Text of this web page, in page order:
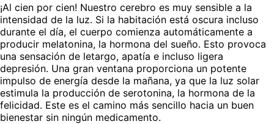
¡Al cien por cien! Nuestro cerebro es muy sensible a la
intensidad de la luz. Si la habitación está oscura incluso
durante el día, el cuerpo comienza automáticamente a
producir melatonina, la hormona del sueño. Esto provoca
una sensación de letargo, apatía e incluso ligera
depresión. Una gran ventana proporciona un potente
impulso de energía desde la mañana, ya que la luz solar
estimula la producción de serotonina, la hormona de la
felicidad. Este es el camino más sencillo hacia un buen
bienestar sin ningún medicamento.